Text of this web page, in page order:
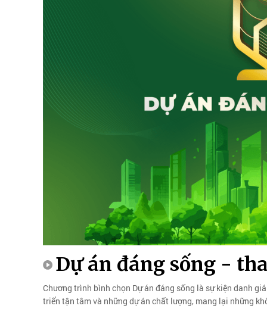
Dự án đáng sống -
Chương trình bình chọn Dự án đáng sống là sự kiện danh
triển tận tâm và những dự án chất lượng, mang lại những